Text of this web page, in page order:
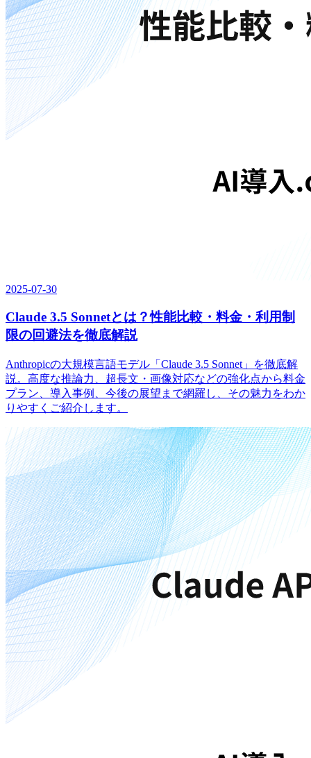
2025-07-30
Claude 3.5 Sonnetとは？性能比較・料金・利用制
限の回避法を徹底解説
Anthropicの大規模言語モデル「Claude 3.5 Sonnet」を徹底解
説。高度な推論力、超長文・画像対応などの強化点から料金
プラン、導入事例、今後の展望まで網羅し、その魅力をわか
りやすくご紹介します。